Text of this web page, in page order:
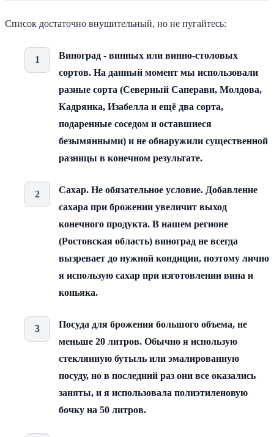
Список достаточно внушительный, но не пугайтесь:
Виноград - винных или винно-столовых
сортов. На данный момент мы использовали
разные сорта (Северный Саперави, Молдова,
Кадрянка, Изабелла и ещё два сорта,
подаренные соседом и оставшиеся
безымянными) и не обнаружили существенной
разницы в конечном результате.
Сахар. Не обязательное условие. Добавление
сахара при брожении увеличит выход
конечного продукта. В нашем регионе
(Ростовская область) виноград не всегда
вызревает до нужной кондиции, поэтому лично
я использую сахар при изготовлении вина и
коньяка.
Посуда для брожения большого объема, не
меньше 20 литров. Обычно я использую
стеклянную бутыль или эмалированную
посуду, но в последний раз они все оказались
заняты, и я использовала полиэтиленовую
бочку на 50 литров.